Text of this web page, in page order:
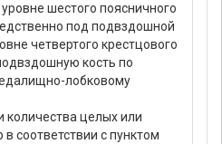
шестого поясничного
под подвздошной
четвертого крестцового
кость по
лобковому
количества целых или
соответствии с пунктом